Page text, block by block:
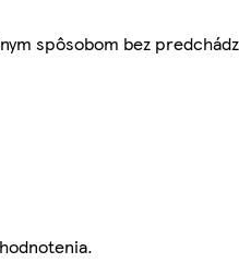
spôsobom bez